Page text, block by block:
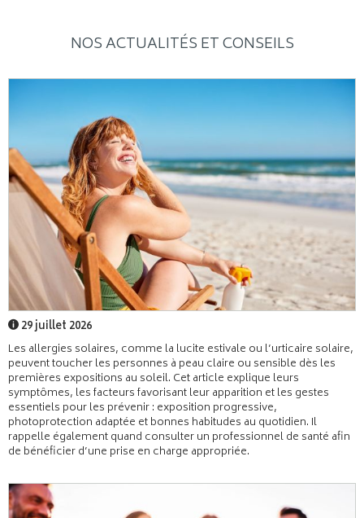
NOS ACTUALITÉS ET CONSEILS
29 juillet 2026
Les allergies solaires, comme la lucite estivale ou l’urticaire solaire,
peuvent toucher les personnes à peau claire ou sensible dès les
premières expositions au soleil. Cet article explique leurs
symptômes, les facteurs favorisant leur apparition et les gestes
essentiels pour les prévenir : exposition progressive,
photoprotection adaptée et bonnes habitudes au quotidien. Il
rappelle également quand consulter un professionnel de santé afin
de bénéficier d’une prise en charge appropriée.